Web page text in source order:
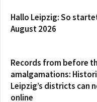
Hallo Leipzig: So
August 2026
Records from before
amalgamations:
Leipzig’s districts can
online